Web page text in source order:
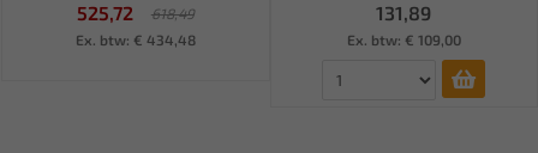
525,72
618,49
Ex. btw: € 434,48
131,89
Ex. btw: € 109,00